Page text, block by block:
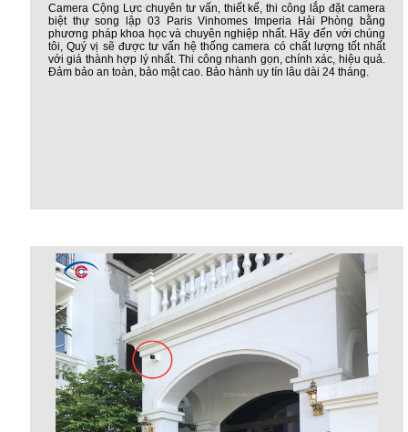
Camera Cộng Lực chuyên tư vấn, thiết kế, thi công lắp đặt camera
biệt thự song lập 03 Paris Vinhomes Imperia Hải Phòng bằng
phương pháp khoa học và chuyên nghiệp nhất. Hãy đến với chúng
tôi, Quý vị sẽ được tư vấn hệ thống camera có chất lượng tốt nhất
với giá thành hợp lý nhất. Thi công nhanh gọn, chính xác, hiệu quả.
Đảm bảo an toàn, bảo mật cao. Bảo hành uy tín lâu dài 24 tháng.